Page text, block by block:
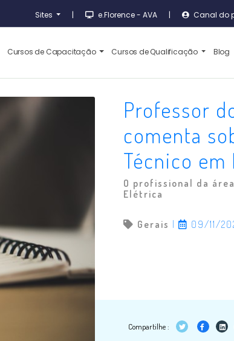
Sites | e.Florence - AVA | Canal do
Cursos de Capacitação Cursos de Qualificação Blog
Professor
comenta
Técnico
O profissional da
Elétrica
Gerais 09/11/
Compartilhe :